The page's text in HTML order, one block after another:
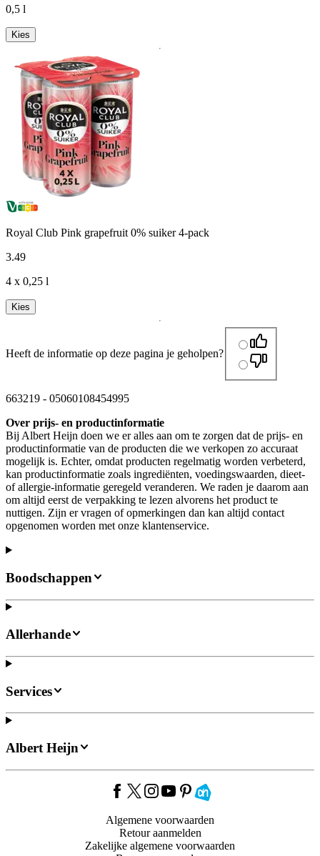
0,5 l
Kies
Royal Club Pink grapefruit 0% suiker 4-pack
3.49
4 x 0,25 l
Kies
Heeft de informatie op deze pagina je geholpen?
663219 - 05060108454995
Over prijs- en productinformatie
Bij Albert Heijn doen we er alles aan om te zorgen dat de prijs- en
productinformatie van de producten die we verkopen zo accuraat
mogelijk is. Echter, omdat producten regelmatig worden verbeterd,
kan productinformatie zoals ingrediënten, voedingswaarden, dieet-
of allergie-informatie geregeld veranderen. We raden je daarom aan
om altijd eerst de verpakking te lezen alvorens het product te
nuttigen. Zijn er vragen of opmerkingen dan kan altijd contact
opgenomen worden met onze klantenservice.
Boodschappen
Allerhande
Services
Albert Heijn
Algemene voorwaarden
Retour aanmelden
Zakelijke algemene voorwaarden